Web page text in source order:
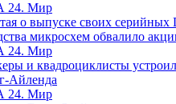
Мир
о выпуске своих серийных
микросхем обвалило
Мир
и квадроциклисты
Айленда
Мир